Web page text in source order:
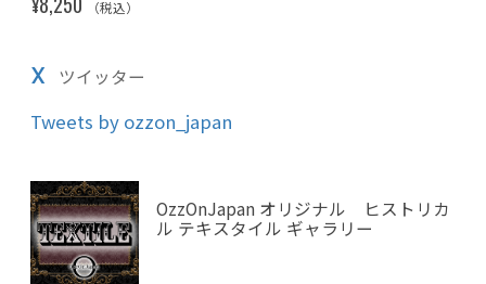
（税込）
X ツイッター
Tweets by ozzon_japan
OzzOnJapan オリジナル ヒストリカ
ル テキスタイル ギャラリー